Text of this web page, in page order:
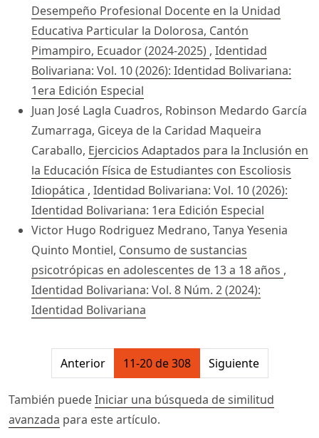
Desempeño Profesional Docente en la Unidad
Educativa Particular la Dolorosa, Cantón
Pimampiro, Ecuador (2024-2025) , Identidad
Bolivariana: Vol. 10 (2026): Identidad Bolivariana:
1era Edición Especial
Juan José Lagla Cuadros, Robinson Medardo García
Zumarraga, Giceya de la Caridad Maqueira
Caraballo, Ejercicios Adaptados para la Inclusión en
la Educación Física de Estudiantes con Escoliosis
Idiopática , Identidad Bolivariana: Vol. 10 (2026):
Identidad Bolivariana: 1era Edición Especial
Victor Hugo Rodriguez Medrano, Tanya Yesenia
Quinto Montiel, Consumo de sustancias
psicotrópicas en adolescentes de 13 a 18 años ,
Identidad Bolivariana: Vol. 8 Núm. 2 (2024):
Identidad Bolivariana
##issue.pagination##
Anterior 11-20 de 308 Siguiente
También puedeIniciar una búsqueda de similitud
avanzada para este artículo.